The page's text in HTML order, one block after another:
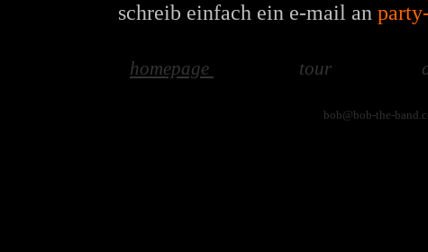
schreib einfach ein e-mail an
homepage tour
bob@bob-the-